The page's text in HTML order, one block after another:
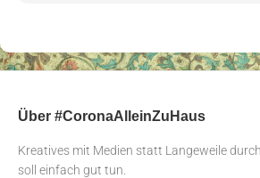
Über #CoronaAlleinZuHaus
Kreatives mit Medien statt Langeweile
soll einfach gut tun.